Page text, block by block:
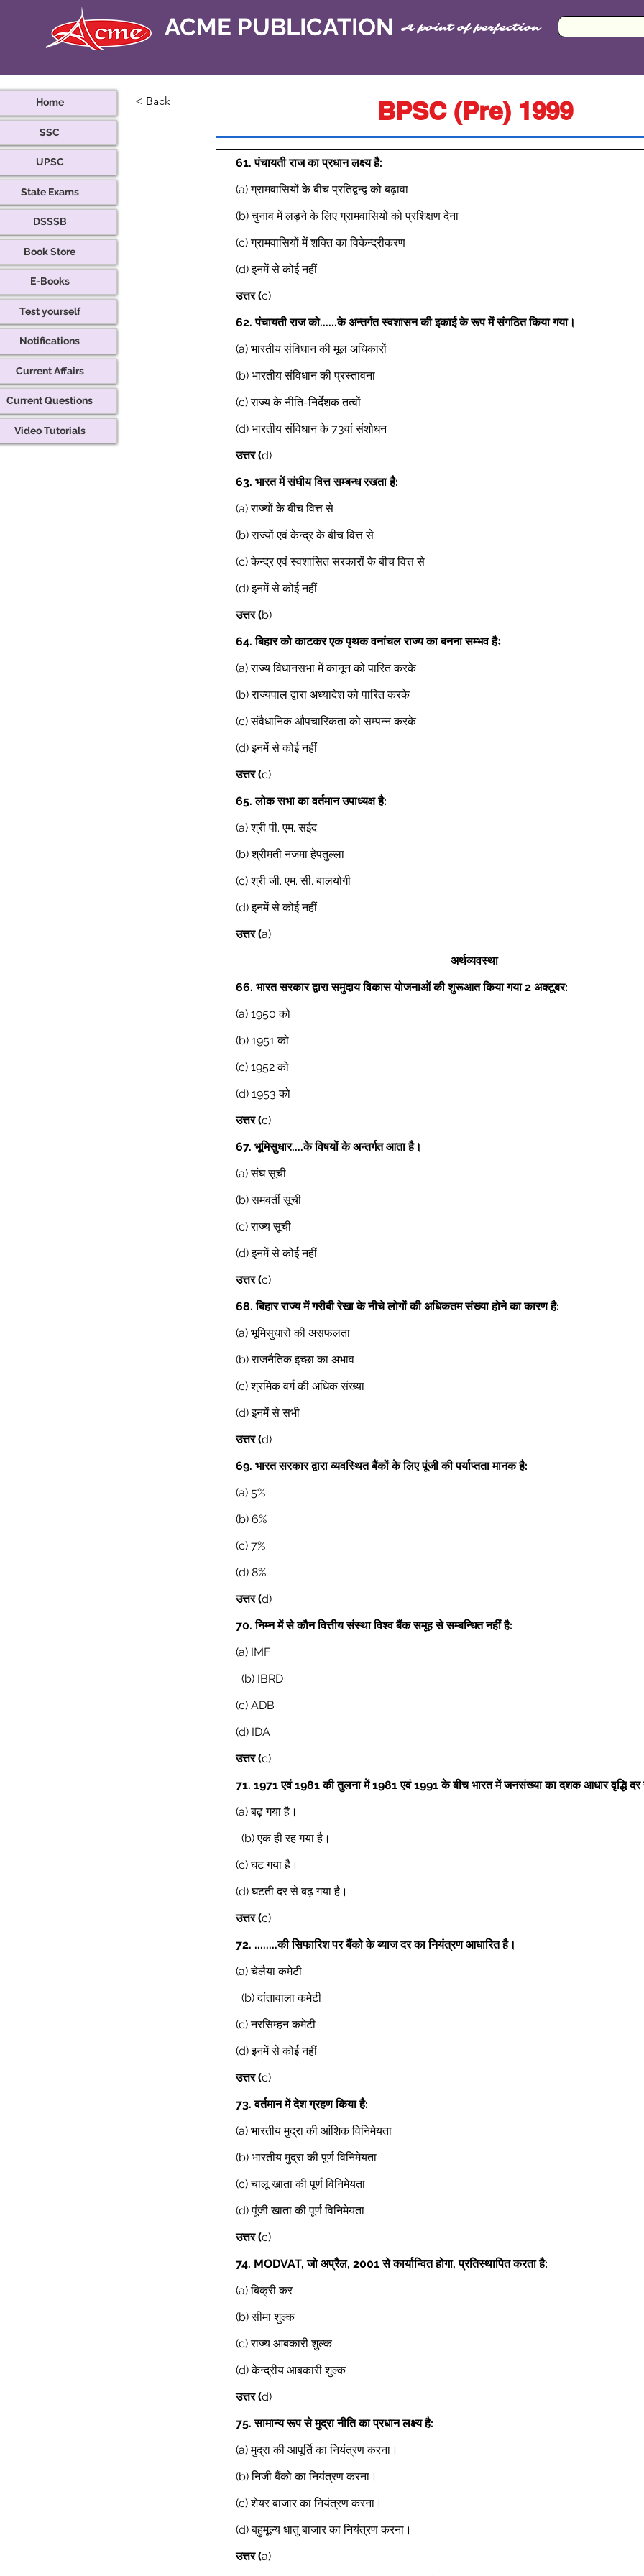
ACME PUBLICATION A point of perfection
< Back BPSC (Pre) 1999
Previous
61. पंचायती राज का प्रधान लक्ष्य है:
(a) ग्रामवासियों के बीच प्रतिद्वन्द्व को बढ़ावा
(b) चुनाव में लड़ने के लिए ग्रामवासियों को प्रशिक्षण देना
(c) ग्रामवासियों में शक्ति का विकेन्द्रीकरण
(d) इनमें से कोई नहीं
उत्तर (c)
62. पंचायती राज को......के अन्तर्गत स्वशासन की इकाई के रूप में संगठित किया गया।
(a) भारतीय संविधान की मूल अधिकारों
(b) भारतीय संविधान की प्रस्तावना
(c) राज्य के नीति-निर्देशक तत्वों
(d) भारतीय संविधान के 73वां संशोधन
उत्तर (d)
63. भारत में संघीय वित्त सम्बन्ध रखता है:
(a) राज्यों के बीच वित्त से
(b) राज्यों एवं केन्द्र के बीच वित्त से
(c) केन्द्र एवं स्वशासित सरकारों के बीच वित्त से
(d) इनमें से कोई नहीं
उत्तर (b)
64. बिहार को काटकर एक पृथक वनांचल राज्य का बनना सम्भव हैः
(a) राज्य विधानसभा में कानून को पारित करके
(b) राज्यपाल द्वारा अध्यादेश को पारित करके
(c) संवैधानिक औपचारिकता को सम्पन्न करके
(d) इनमें से कोई नहीं
उत्तर (c)
65. लोक सभा का वर्तमान उपाध्यक्ष है:
(a) श्री पी. एम. सईद
(b) श्रीमती नजमा हेपतुल्ला
(c) श्री जी. एम. सी. बालयोगी
(d) इनमें से कोई नहीं
उत्तर (a)
अर्थव्यवस्था
66. भारत सरकार द्वारा समुदाय विकास योजनाओं की शुरूआत किया गया 2 अक्टूबर:
(a) 1950 को
(b) 1951 को
(c) 1952 को
(d) 1953 को
उत्तर (c)
67. भूमिसुधार....के विषयों के अन्तर्गत आता है।
(a) संघ सूची
(b) समवर्ती सूची
(c) राज्य सूची
(d) इनमें से कोई नहीं
उत्तर (c)
68. बिहार राज्य में गरीबी रेखा के नीचे लोगों की अधिकतम संख्या होने का कारण है:
(a) भूमिसुधारों की असफलता
(b) राजनैतिक इच्छा का अभाव
(c) श्रमिक वर्ग की अधिक संख्या
(d) इनमें से सभी
उत्तर (d)
69. भारत सरकार द्वारा व्यवस्थित बैंकों के लिए पूंजी की पर्याप्तता मानक है:
(a) 5%
(b) 6%
(c) 7%
(d) 8%
उत्तर (d)
70. निम्न में से कौन वित्तीय संस्था विश्व बैंक समूह से सम्बन्धित नहीं है:
(a) IMF
(b) IBRD
(c) ADB
(d) IDA
उत्तर (c)
71. 1971 एवं 1981 की तुलना में 1981 एवं 1991 के बीच भारत में जनसंख्या का दशक आधार वृद्धि दर
(a) बढ़ गया है।
(b) एक ही रह गया है।
(c) घट गया है।
(d) घटती दर से बढ़ गया है।
उत्तर (c)
72. ........की सिफारिश पर बैंको के ब्याज दर का नियंत्रण आधारित है।
(a) चेलैया कमेटी
(b) दांतावाला कमेटी
(c) नरसिम्हन कमेटी
(d) इनमें से कोई नहीं
उत्तर (c)
73. वर्तमान में देश ग्रहण किया है:
(a) भारतीय मुद्रा की आंशिक विनिमेयता
(b) भारतीय मुद्रा की पूर्ण विनिमेयता
(c) चालू खाता की पूर्ण विनिमेयता
(d) पूंजी खाता की पूर्ण विनिमेयता
उत्तर (c)
74. MODVAT, जो अप्रैल, 2001 से कार्यान्वित होगा, प्रतिस्थापित करता है:
(a) बिक्री कर
(b) सीमा शुल्क
(c) राज्य आबकारी शुल्क
(d) केन्द्रीय आबकारी शुल्क
उत्तर (d)
75. सामान्य रूप से मुद्रा नीति का प्रधान लक्ष्य है:
(a) मुद्रा की आपूर्ति का नियंत्रण करना।
(b) निजी बैंको का नियंत्रण करना।
(c) शेयर बाजार का नियंत्रण करना।
(d) बहुमूल्य धातु बाजार का नियंत्रण करना।
उत्तर (a)
Home
SSC
UPSC
State Exams
DSSSB
Book Store
E-Books
Test yourself
Notifications
Current Affairs
Current Questions
Video Tutorials